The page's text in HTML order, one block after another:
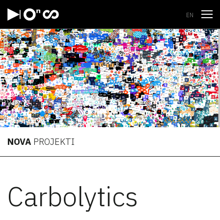
EN
NOVA PROJEKTI
Carbolytics